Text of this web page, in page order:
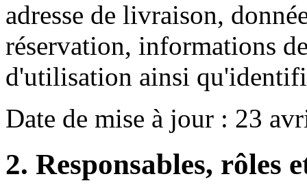
adresse de livraison,
réservation, informations
d'utilisation ainsi
Date de mise à jour : 23
2. Responsables, rôles